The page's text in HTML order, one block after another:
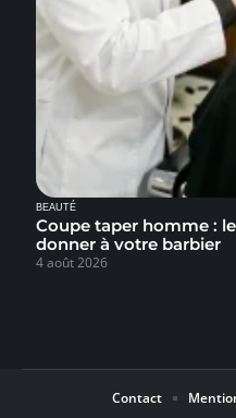
BEAUTÉ
Coupe taper homme :
donner à votre barbier
4 août 2026
Contact